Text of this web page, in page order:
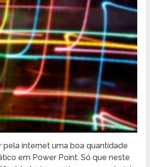
pela internet uma boa quantidade
em Power Point. Só que neste